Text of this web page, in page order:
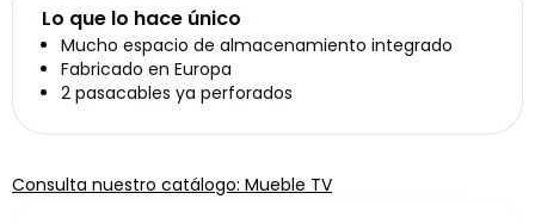
Lo que lo hace único
Mucho espacio de almacenamiento integrado
Fabricado en Europa
2 pasacables ya perforados
Consulta nuestro catálogo: Mueble TV